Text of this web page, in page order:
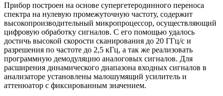
Прибор построен на основе супергетеродинного переноса
спектра на нулевую промежуточную частоту, содержит
высокопроизводительный микропроцессор, осуществляющий
цифровую обработку сигналов. С его помощью удалось
достичь высокой скорости сканирования до 20 ГГц/с и
разрешения по частоте до 2,5 кГц, а так же реализовать
программную демодуляцию аналоговых сигналов. Для
расширения динамического диапазона входных сигналов в
анализаторе установлены малошумящий усилитель и
аттенюатор с фиксированным значением.